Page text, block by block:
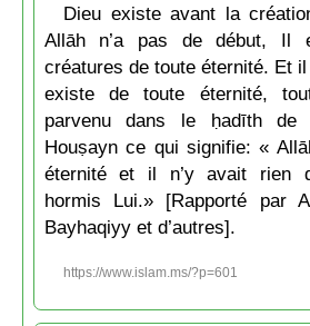
Dieu existe avant la
Allāh n’a pas de début, Il
créatures de toute éternité. Et il
existe de toute éternité,
parvenu dans le ḥadīth de
Houṣayn ce qui signifie: «
éternité et il n’y avait rien
hormis Lui.» [Rapporté par
Bayhaqiyy et d’autres].
https://www.islam.ms/?p=601